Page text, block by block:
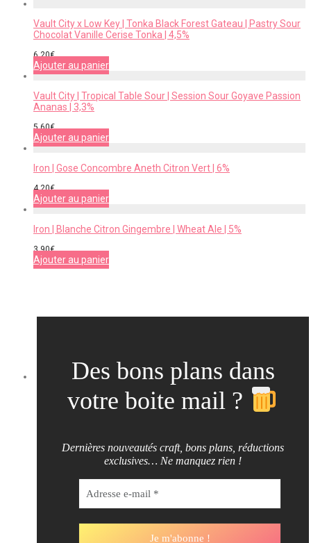
Vault City x Low Key | Tonka Black Forest Gateau | Pastry Sour
Chocolat Vanille Cerise Tonka | 4,5%
6,20€
Ajouter au panier
Vault City | Tropical Table Sour | Session Sour Goyave Passion
Ananas | 3,3%
5,60€
Ajouter au panier
Iron | Gose Concombre Aneth Citron Vert | 6%
4,20€
Ajouter au panier
Iron | Blanche Citron Gingembre | Wheat Ale | 5%
3,90€
Ajouter au panier
Des bons plans dans
votre boite mail ?
Dernières nouveautés craft, bons plans, réductions
exclusives… Ne manquez rien !